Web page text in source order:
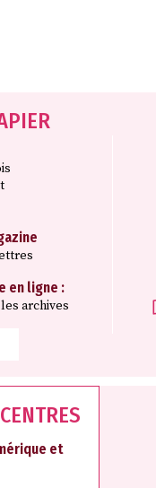
en ligne :
archives
et